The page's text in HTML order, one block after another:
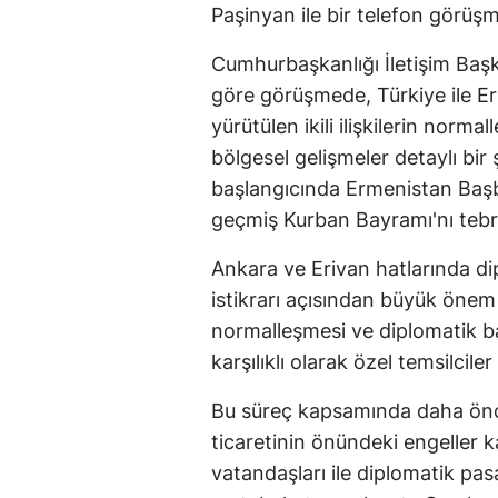
Paşinyan ile bir telefon
Cumhurbaşkanlığı İletişim
göre görüşmede, Türkiye ile
yürütülen ikili ilişkilerin
bölgesel gelişmeler detaylı bir
başlangıcında Ermenistan
geçmiş Kurban Bayramı'nı
Ankara ve Erivan hatlarında
istikrarı açısından büyük
normalleşmesi ve diplomatik
karşılıklı olarak özel
Bu süreç kapsamında daha
ticaretinin önündeki engeller
vatandaşları ile diplomatik